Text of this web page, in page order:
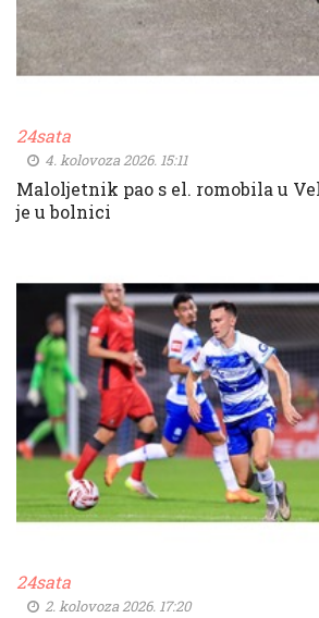
24sata
4. kolovoza 2026. 15:11
Maloljetnik pao s el. romobila u
je u bolnici
24sata
2. kolovoza 2026. 17:20